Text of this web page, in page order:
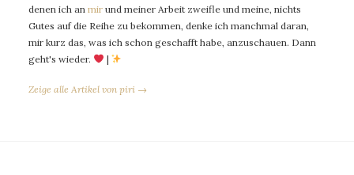
denen ich an mir und meiner Arbeit zweifle und meine, nichts
Gutes auf die Reihe zu bekommen, denke ich manchmal daran,
mir kurz das, was ich schon geschafft habe, anzuschauen. Dann
geht's wieder.
|
Zeige alle Artikel von piri →